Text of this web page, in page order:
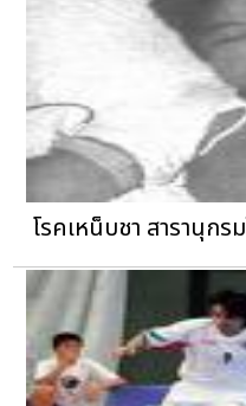
โรคเหน็บชา สารานุกร